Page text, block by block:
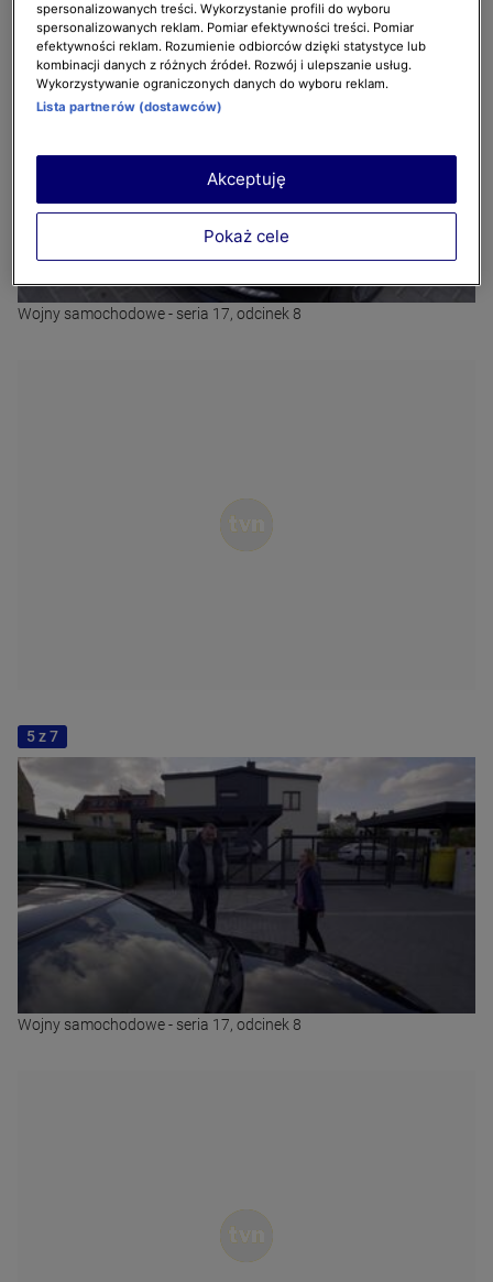
4 z 7
Wojny samochodowe - seria 17, odcinek 8
5 z 7
Wojny samochodowe - seria 17, odcinek 8
spersonalizowanych treści. Wykorzystanie profili do wyboru
spersonalizowanych reklam. Pomiar efektywności treści. Pomiar
efektywności reklam. Rozumienie odbiorców dzięki statystyce lub
kombinacji danych z różnych źródeł. Rozwój i ulepszanie usług.
Wykorzystywanie ograniczonych danych do wyboru reklam.
Lista partnerów (dostawców)
Pokaż cele
Akceptuję